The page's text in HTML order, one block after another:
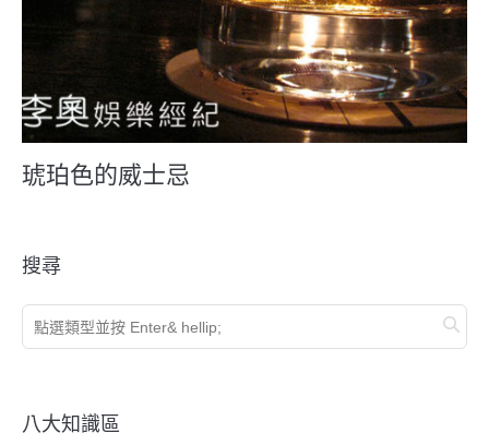
琥珀色的威士忌
搜尋
八大知識區